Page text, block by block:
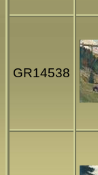
GR14538